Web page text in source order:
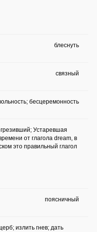
блеснуть
связный
бесцеремонность
Устаревшая
от глагола dream, в
это правильный глагол
поясничный
излить гнев; дать